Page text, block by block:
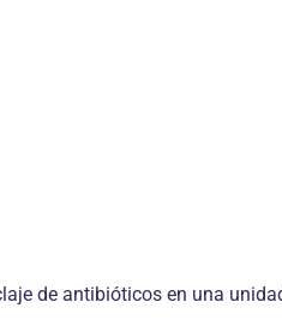
de antibióticos en una